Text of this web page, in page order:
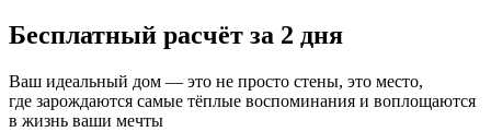
Бесплатный расчёт за 2 дня
Ваш идеальный дом — это не просто стены, это место,
где зарождаются самые тёплые воспоминания и воплощаются
в жизнь ваши мечты